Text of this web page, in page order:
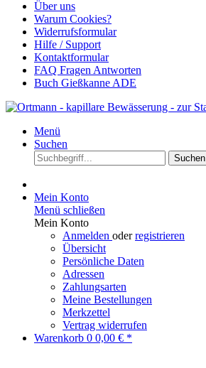
Über uns
Warum Cookies?
Widerrufsformular
Hilfe / Support
Kontaktformular
FAQ Fragen Antworten
Buch Gießkanne ADE
Menü
Suchen
Suchen
Mein Konto
Menü schließen
Mein Konto
Anmelden oderregistrieren
Übersicht
Persönliche Daten
Adressen
Zahlungsarten
Meine Bestellungen
Merkzettel
Vertrag widerrufen
Warenkorb 0 0,00 € *